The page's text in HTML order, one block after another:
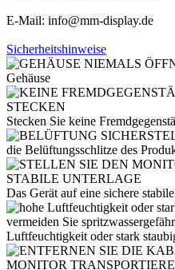
E-Mail: info@mm-display.de
Sicherheitshinweise
Gehäuse
Stecken Sie keine
die Belüftungsschlitze des
Das Gerät auf eine sichere
vermeiden Sie
Luftfeuchtigkeit oder stark